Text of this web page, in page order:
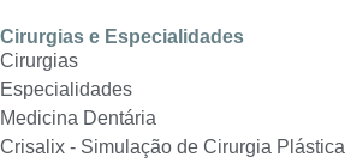
Cirurgias e Especialidades
Cirurgias
Especialidades
Medicina Dentária
Crisalix - Simulação de Cirurgia Plástica